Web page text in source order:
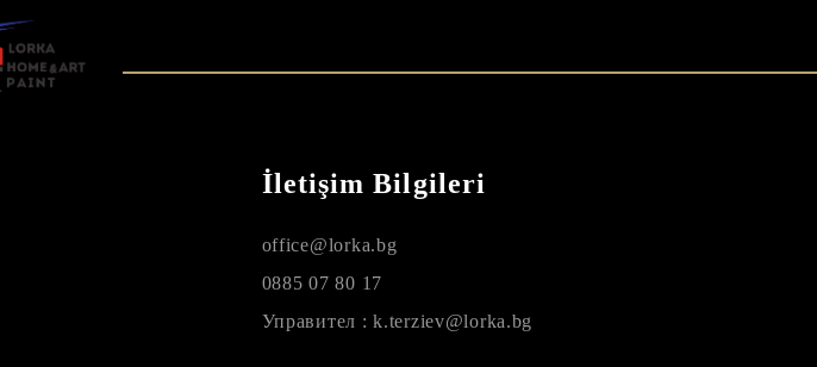
İletişim Bilgileri
office@lorka.bg
0885 07 80 17
Управител : k.terziev@lorka.bg